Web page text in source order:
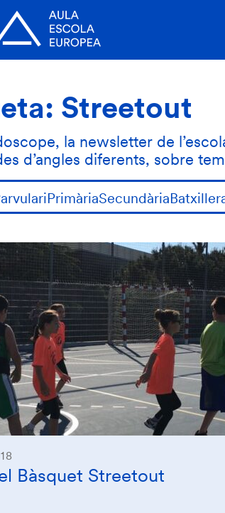
Streetout
la newsletter de
d’angles diferents, sobre
PrimàriaSecundària
Bàsquet Streetout